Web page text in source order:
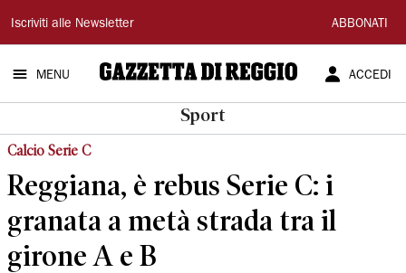
Gazzetta
di
Reggio
Iscriviti alle Newsletter ABBONATI
MENU ACCEDI
Sport
Calcio Serie C
Reggiana, è rebus Serie C: i
granata a metà strada tra il
girone A e B